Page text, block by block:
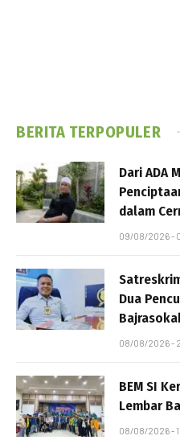
BERITA TERPOPULER
Dari ADA
dalam
09/08/2026 -
Dua
08/08/2026 -
BEM SI
Lembar
08/08/2026 -